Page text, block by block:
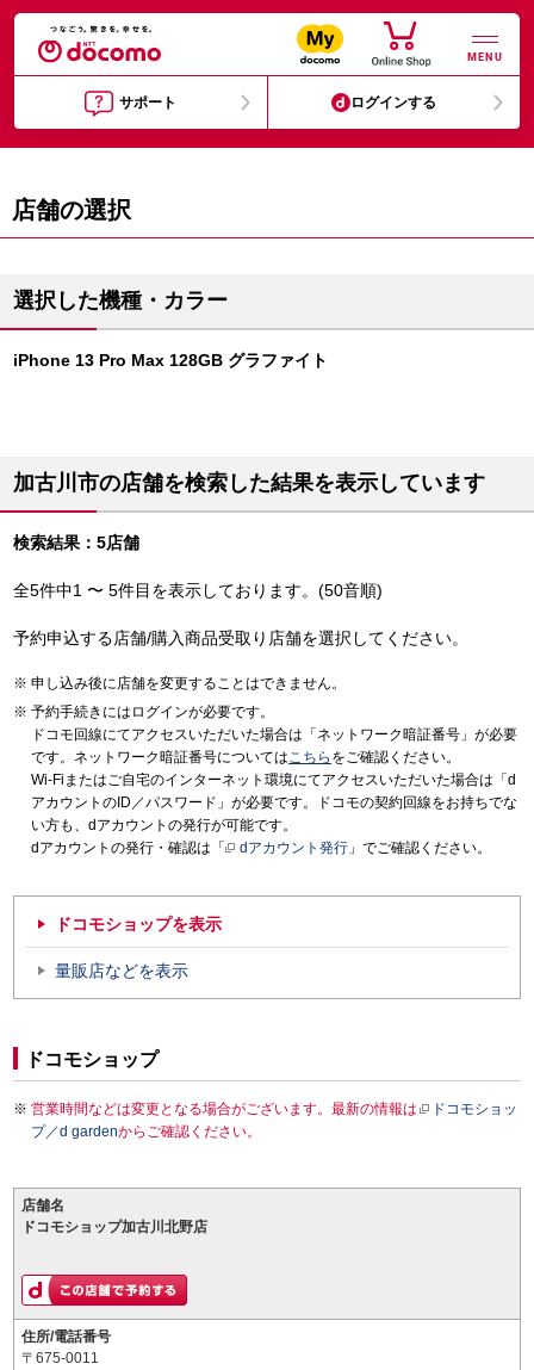
MENU
サポート ログインする
店舗の選択
選択した機種・カラー
iPhone 13 Pro Max 128GB グラファイト
加古川市の店舗を検索した結果を表示しています
検索結果：5店舗
全5件中1 〜 5件目を表示しております。(50音順)
予約申込する店舗/購入商品受取り店舗を選択してください。
申し込み後に店舗を変更することはできません。
予約手続きにはログインが必要です。
ドコモ回線にてアクセスいただいた場合は「ネットワーク暗証番号」が必要
です。ネットワーク暗証番号についてはこちら をご確認ください。
Wi-Fiまたはご自宅のインターネット環境にてアクセスいただいた場合は「d
アカウントのID／パスワード」が必要です。ドコモの契約回線をお持ちでな
い方も、dアカウントの発行が可能です。
dアカウントの発行・確認は「
dアカウント発行 」でご確認ください。
ドコモショップを表示
量販店などを表示
ドコモショップ
営業時間などは変更となる場合がございます。最新の情報は
ドコモショッ
プ／d gardenからご確認ください。
店舗名
ドコモショップ加古川北野店
住所/電話番号
〒675-0011